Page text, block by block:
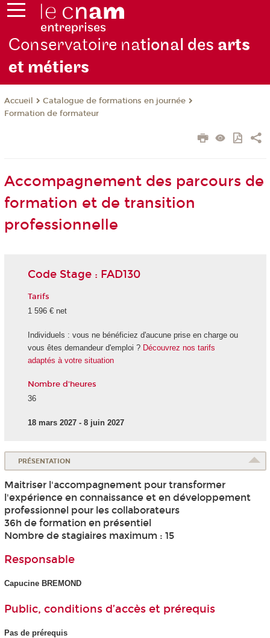
Conservatoire national des arts
et métiers
Accueil
Catalogue de formations en journée
Formation de formateur
Accompagnement des parcours de
formation et de transition
professionnelle
Code Stage : FAD130
Tarifs
1 596 € net
Individuels : vous ne bénéficiez d'aucune prise en charge ou
vous êtes demandeur d'emploi ? Découvrez nos tarifs
adaptés à votre situation
Nombre d'heures
36
18 mars 2027 - 8 juin 2027
PRÉSENTATION
Maitriser l'accompagnement pour transformer
l'expérience en connaissance et en développement
professionnel pour les collaborateurs
36h de formation en présentiel
Nombre de stagiaires maximum : 15
Responsable
Capucine BREMOND
Public, conditions d’accès et prérequis
Pas de prérequis